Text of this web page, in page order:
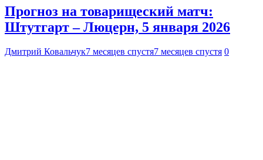
Прогноз на товарищеский матч:
Штутгарт – Люцерн, 5 января 2026
Дмитрий Ковальчук7 месяцев спустя7 месяцев спустя 0